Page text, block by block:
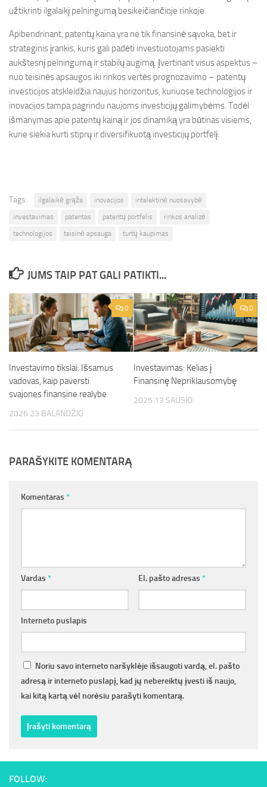
užtikrinti ilgalaikį pelningumą besikeičiančioje rinkoje.
Apibendrinant, patentų kaina yra ne tik finansinė sąvoka, bet ir
strateginis įrankis, kuris gali padėti investuotojams pasiekti
aukštesnį pelningumą ir stabilų augimą. Įvertinant visus aspektus –
nuo teisinės apsaugos iki rinkos vertės prognozavimo – patentų
investicijos atskleidžia naujus horizontus, kuriuose technologijos ir
inovacijos tampa pagrindu naujoms investicijų galimybėms. Todėl
išmanymas apie patentų kainą ir jos dinamiką yra būtinas visiems,
kurie siekia kurti stiprų ir diversifikuotą investicijų portfelį.
Tags: ilgalaikė grąža inovacijos
intelektinė nuosavybė
investavimas
patentas patentų portfelis
rinkos analizė
technologijos
teisinė apsauga turtų kaupimas
JUMS TAIP PAT GALI PATIKTI...
0
Investavimo tikslai: Išsamus
vadovas, kaip paversti
svajones finansine realybe
2026 23 BALANDŽIO
0
Investavimas: Kelias į
Finansinę Nepriklausomybę
2025 13 SAUSIO
PARAŠYKITE KOMENTARĄ
Komentaras *
Vardas * El. pašto adresas *
Interneto puslapis
Noriu savo interneto naršyklėje išsaugoti vardą, el. pašto
adresą ir interneto puslapį, kad jų nebereiktų įvesti iš naujo,
kai kitą kartą vėl norėsiu parašyti komentarą.
FOLLOW: